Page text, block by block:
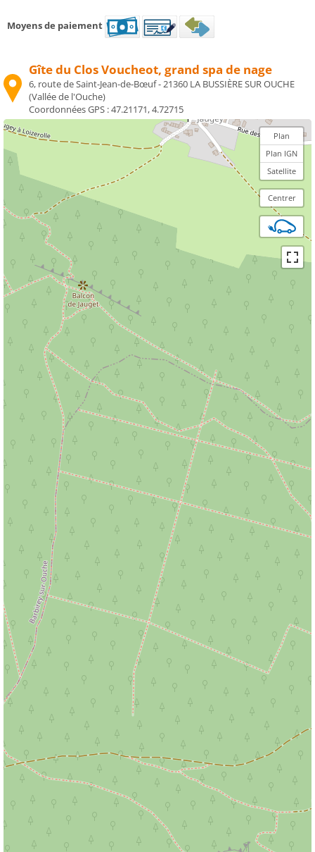
Moyens de paiement
Gîte du Clos Voucheot, grand spa de nage
6, route de Saint-Jean-de-Bœuf - 21360 LA BUSSIÈRE SUR OUCHE
(Vallée de l'Ouche)
Coordonnées GPS :47.21171, 4.72715
Plan
Plan IGN
Satellite
Centrer